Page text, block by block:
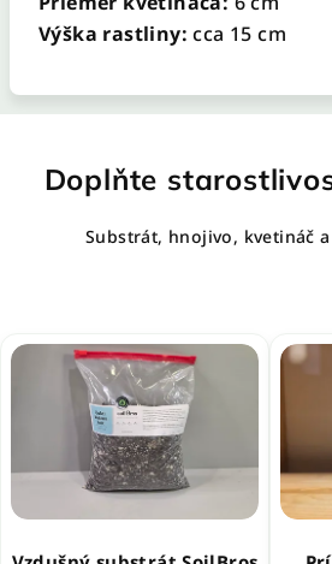
Výška rastliny: cca 15 cm
Doplňte
Substrát, hnojivo, kvetináč